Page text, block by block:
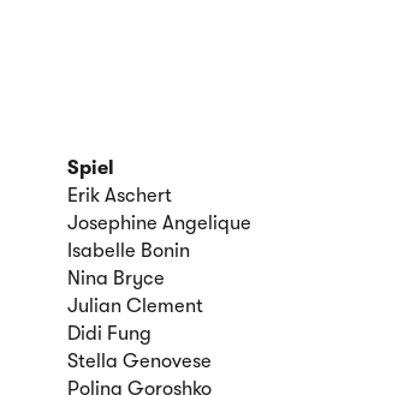
Spiel
Erik Aschert
Josephine Angelique
Isabelle Bonin
Nina Bryce
Julian Clement
Didi Fung
Stella Genovese
Polina Goroshko